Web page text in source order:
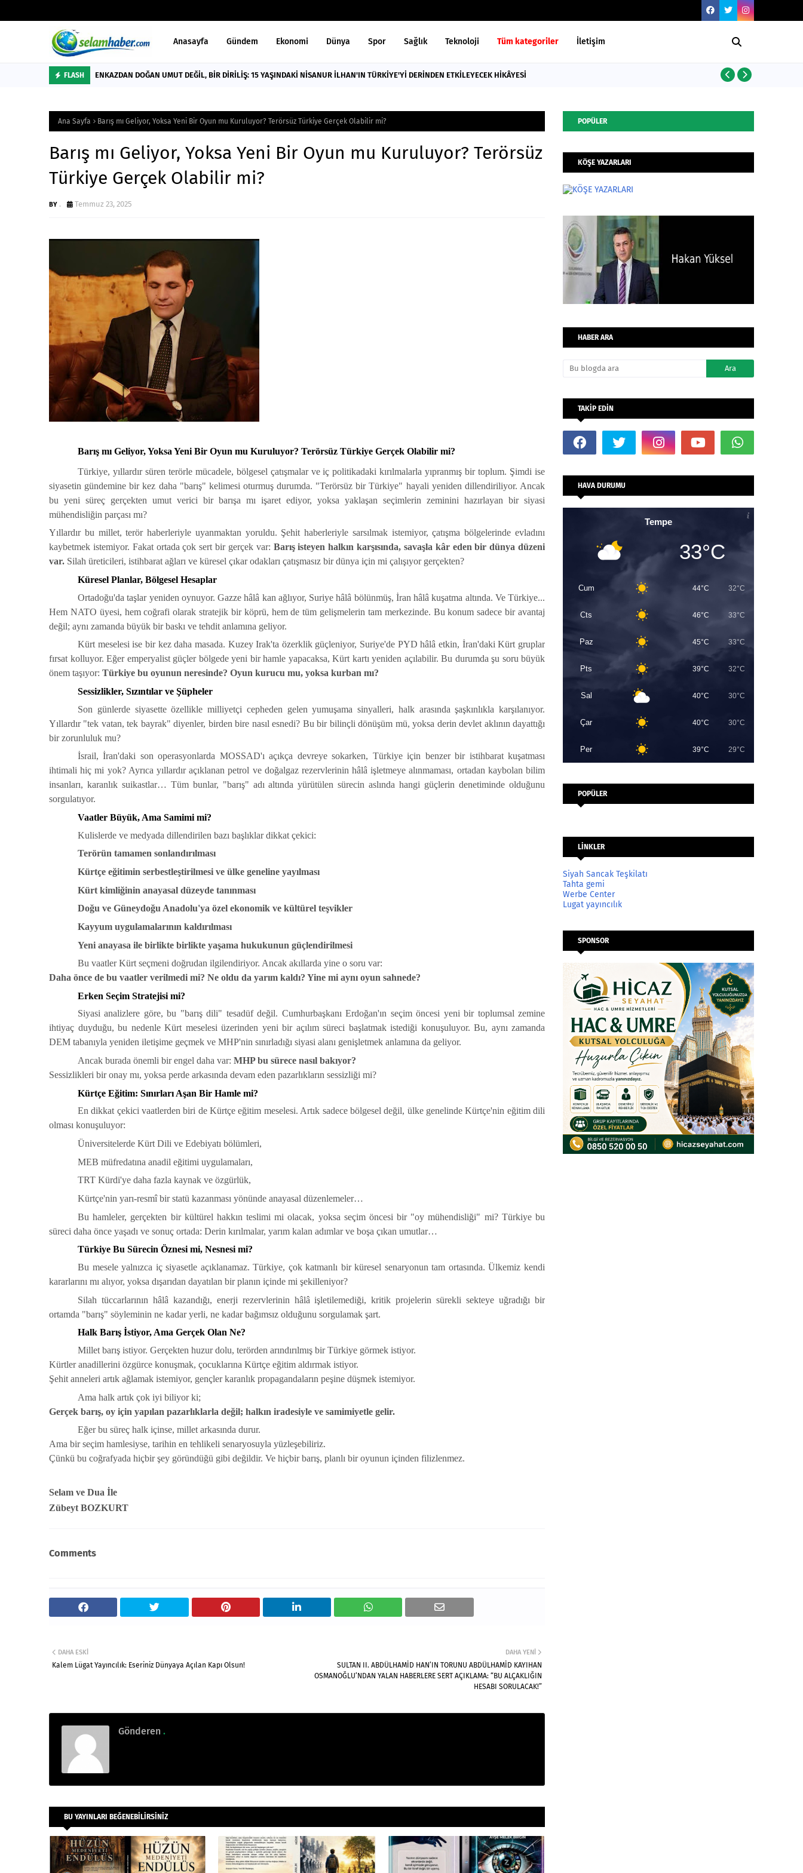
Anasayfa Gündem Ekonomi Dünya Spor Sağlık Teknoloji Tüm kategoriler İletişim
FLASH ENKAZDAN DOĞAN UMUT DEĞİL, BİR DİRİLİŞ: 15 YAŞINDAKİ NİSANUR İLHAN'IN TÜRKİYE'Yİ DERİNDEN ETKİLEYECEK HİKÂYESİ
Ana Sayfa Barış mı Geliyor, Yoksa Yeni Bir Oyun mu Kuruluyor? Terörsüz Türkiye Gerçek Olabilir mi?
Barış mı Geliyor, Yoksa Yeni Bir Oyun mu Kuruluyor? Terörsüz
Türkiye Gerçek Olabilir mi?
. Temmuz 23, 2025
Barış mı Geliyor, Yoksa Yeni Bir Oyun mu Kuruluyor? Terörsüz Türkiye Gerçek Olabilir mi?
Türkiye, yıllardır süren terörle mücadele, bölgesel çatışmalar ve iç politikadaki kırılmalarla yıpranmış bir toplum. Şimdi ise
siyasetin gündemine bir kez daha "barış" kelimesi oturmuş durumda. "Terörsüz bir Türkiye" hayali yeniden dillendiriliyor. Ancak
bu yeni süreç gerçekten umut verici bir barışa mı işaret ediyor, yoksa yaklaşan seçimlerin zeminini hazırlayan bir siyasi
mühendisliğin parçası mı?
Yıllardır bu millet, terör haberleriyle uyanmaktan yoruldu. Şehit haberleriyle sarsılmak istemiyor, çatışma bölgelerinde evladını
kaybetmek istemiyor. Fakat ortada çok sert bir gerçek var: Barış isteyen halkın karşısında, savaşla kâr eden bir dünya düzeni
var. Silah üreticileri, istihbarat ağları ve küresel çıkar odakları çatışmasız bir dünya için mi çalışıyor gerçekten?
Küresel Planlar, Bölgesel Hesaplar
Ortadoğu'da taşlar yeniden oynuyor. Gazze hâlâ kan ağlıyor, Suriye hâlâ bölünmüş, İran hâlâ kuşatma altında. Ve Türkiye...
Hem NATO üyesi, hem coğrafi olarak stratejik bir köprü, hem de tüm gelişmelerin tam merkezinde. Bu konum sadece bir avantaj
değil; aynı zamanda büyük bir baskı ve tehdit anlamına geliyor.
Kürt meselesi ise bir kez daha masada. Kuzey Irak'ta özerklik güçleniyor, Suriye'de PYD hâlâ etkin, İran'daki Kürt gruplar
fırsat kolluyor. Eğer emperyalist güçler bölgede yeni bir hamle yapacaksa, Kürt kartı yeniden açılabilir. Bu durumda şu soru büyük
önem taşıyor: Türkiye bu oyunun neresinde? Oyun kurucu mu, yoksa kurban mı?
Sessizlikler, Sızıntılar ve Şüpheler
Son günlerde siyasette özellikle milliyetçi cepheden gelen yumuşama sinyalleri, halk arasında şaşkınlıkla karşılanıyor.
Yıllardır "tek vatan, tek bayrak" diyenler, birden bire nasıl esnedi? Bu bir bilinçli dönüşüm mü, yoksa derin devlet aklının dayattığı
bir zorunluluk mu?
İsrail, İran'daki son operasyonlarda MOSSAD'ı açıkça devreye sokarken, Türkiye için benzer bir istihbarat kuşatması
ihtimali hiç mi yok? Ayrıca yıllardır açıklanan petrol ve doğalgaz rezervlerinin hâlâ işletmeye alınmaması, ortadan kaybolan bilim
insanları, karanlık suikastlar… Tüm bunlar, "barış" adı altında yürütülen sürecin aslında hangi güçlerin denetiminde olduğunu
sorgulatıyor.
Vaatler Büyük, Ama Samimi mi?
Kulislerde ve medyada dillendirilen bazı başlıklar dikkat çekici:
Terörün tamamen sonlandırılması
Kürtçe eğitimin serbestleştirilmesi ve ülke geneline yayılması
Kürt kimliğinin anayasal düzeyde tanınması
Doğu ve Güneydoğu Anadolu'ya özel ekonomik ve kültürel teşvikler
Kayyum uygulamalarının kaldırılması
Yeni anayasa ile birlikte birlikte yaşama hukukunun güçlendirilmesi
Bu vaatler Kürt seçmeni doğrudan ilgilendiriyor. Ancak akıllarda yine o soru var:
Daha önce de bu vaatler verilmedi mi? Ne oldu da yarım kaldı? Yine mi aynı oyun sahnede?
Erken Seçim Stratejisi mi?
Siyasi analizlere göre, bu "barış dili" tesadüf değil. Cumhurbaşkanı Erdoğan'ın seçim öncesi yeni bir toplumsal zemine
ihtiyaç duyduğu, bu nedenle Kürt meselesi üzerinden yeni bir açılım süreci başlatmak istediği konuşuluyor. Bu, aynı zamanda
DEM tabanıyla yeniden iletişime geçmek ve MHP'nin sınırladığı siyasi alanı genişletmek anlamına da geliyor.
Ancak burada önemli bir engel daha var: MHP bu sürece nasıl bakıyor?
Sessizlikleri bir onay mı, yoksa perde arkasında devam eden pazarlıkların sessizliği mi?
Kürtçe Eğitim: Sınırları Aşan Bir Hamle mi?
En dikkat çekici vaatlerden biri de Kürtçe eğitim meselesi. Artık sadece bölgesel değil, ülke genelinde Kürtçe'nin eğitim dili
olması konuşuluyor:
Üniversitelerde Kürt Dili ve Edebiyatı bölümleri,
MEB müfredatına anadil eğitimi uygulamaları,
TRT Kürdi'ye daha fazla kaynak ve özgürlük,
Kürtçe'nin yarı-resmî bir statü kazanması yönünde anayasal düzenlemeler…
Bu hamleler, gerçekten bir kültürel hakkın teslimi mi olacak, yoksa seçim öncesi bir "oy mühendisliği" mi? Türkiye bu
süreci daha önce yaşadı ve sonuç ortada: Derin kırılmalar, yarım kalan adımlar ve boşa çıkan umutlar…
Türkiye Bu Sürecin Öznesi mi, Nesnesi mi?
Bu mesele yalnızca iç siyasetle açıklanamaz. Türkiye, çok katmanlı bir küresel senaryonun tam ortasında. Ülkemiz kendi
kararlarını mı alıyor, yoksa dışarıdan dayatılan bir planın içinde mi şekilleniyor?
Silah tüccarlarının hâlâ kazandığı, enerji rezervlerinin hâlâ işletilemediği, kritik projelerin sürekli sekteye uğradığı bir
ortamda "barış" söyleminin ne kadar yerli, ne kadar bağımsız olduğunu sorgulamak şart.
Halk Barış İstiyor, Ama Gerçek Olan Ne?
Millet barış istiyor. Gerçekten huzur dolu, terörden arındırılmış bir Türkiye görmek istiyor.
Kürtler anadillerini özgürce konuşmak, çocuklarına Kürtçe eğitim aldırmak istiyor.
Şehit anneleri artık ağlamak istemiyor, gençler karanlık propagandaların peşine düşmek istemiyor.
Ama halk artık çok iyi biliyor ki;
Gerçek barış, oy için yapılan pazarlıklarla değil; halkın iradesiyle ve samimiyetle gelir.
Eğer bu süreç halk içinse, millet arkasında durur.
Ama bir seçim hamlesiyse, tarihin en tehlikeli senaryosuyla yüzleşebiliriz.
Çünkü bu coğrafyada hiçbir şey göründüğü gibi değildir. Ve hiçbir barış, planlı bir oyunun içinden filizlenmez.
Selam ve Dua İle
Zübeyt BOZKURT
Comments
DAHA YENI
SULTAN II. ABDÜLHAMİD HAN’IN TORUNU ABDÜLHAMİD KAYIHAN
OSMANOĞLU’NDAN YALAN HABERLERE SERT AÇIKLAMA: “BU ALÇAKLIĞIN
HESABI SORULACAK!”
DAHA ESKI
Kalem Lügat Yayıncılık: Eseriniz Dünyaya Açılan Kapı Olsun!
Gönderen .
BU YAYINLARI BEĞENEBILIRSINIZ
POPÜLER
KÖŞE YAZARLARI
HABER ARA
TAKİP EDİN
HAVA DURUMU
Tempe
33°C
Cum 44°C 32°C
Cts 46°C 33°C
Paz 45°C 33°C
Pts 39°C 32°C
Sal 40°C 30°C
Çar 40°C 30°C
Per 39°C 29°C
POPÜLER
LİNKLER
Siyah Sancak Teşkilatı
Tahta gemi
Werbe Center
Lugat yayıncılık
SPONSOR